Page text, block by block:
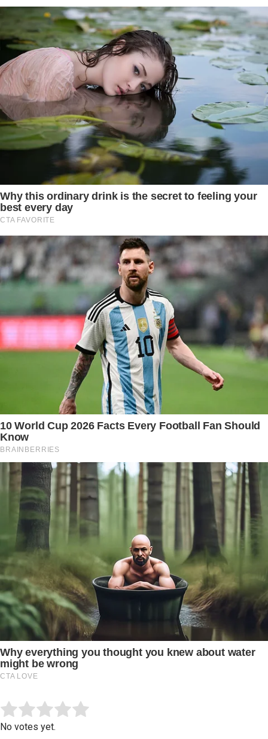
Rate this item:
No votes yet.